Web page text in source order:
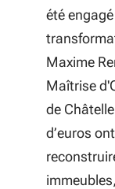
été
Maxime
Maîtrise
de
d’euros